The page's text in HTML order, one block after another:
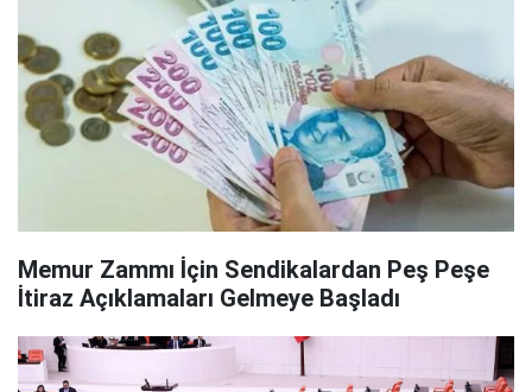
Memur Zammı İçin Sendikalardan Peş Peşe
İtiraz Açıklamaları Gelmeye Başladı